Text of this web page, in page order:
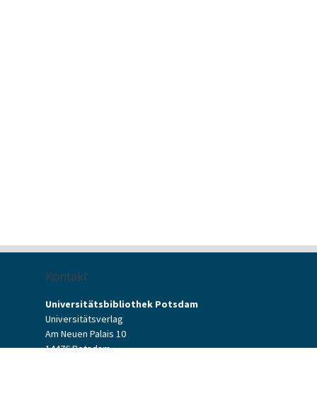
Kontakt
Universitätsbibliothek Potsdam
Universitätsverlag
Am Neuen Palais 10
14476 Potsdam